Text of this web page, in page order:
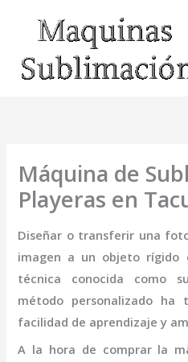
contenido
Máquina de
Playeras en
Diseñar o transferir una
imagen a un objeto rígido
técnica conocida como
método personalizado
facilidad de aprendizaje y
A la hora de comprar la